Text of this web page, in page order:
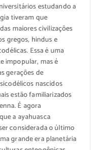
estudando a
tiveram que
maiores civilizações
gregos, hindus e
Essa é uma
impopular, mas é
gerações de
nascidos
estão familiarizados
É agora
a ayahuasca
considerada o último
grande era planetária